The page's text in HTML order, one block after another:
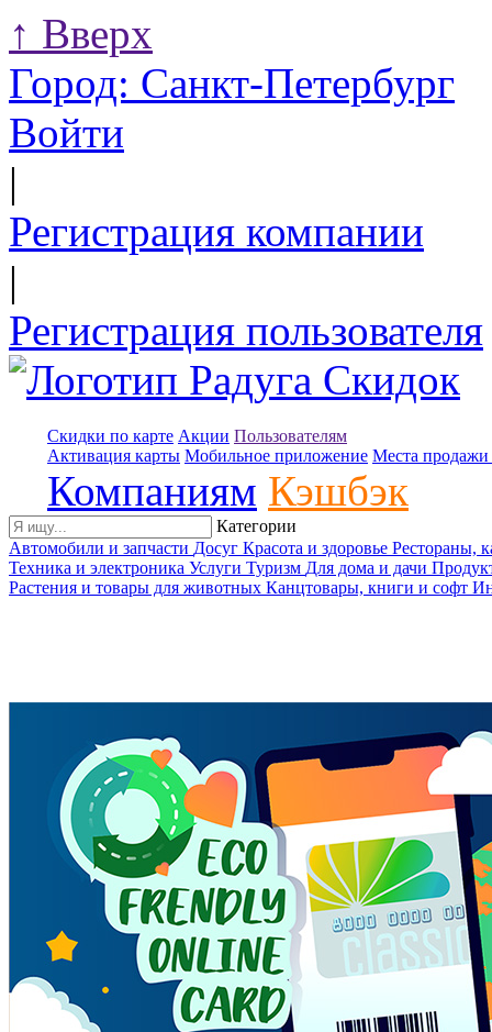
↑ Вверх
Город: Санкт-Петербург
Войти
|
Регистрация компании
|
Регистрация пользователя
Скидки по карте Акции Пользователям
Активация карты Мобильное приложение Места продажи
Компаниям Кэшбэк
Категории
Автомобили и запчасти Досуг Красота и здоровье Рестораны,
Техника и электроника Услуги Туризм Для дома и дачи
Растения и товары для животных Канцтовары, книги и софт